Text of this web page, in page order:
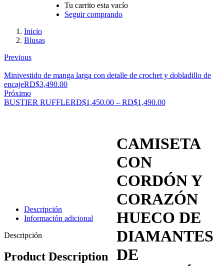
Tu carrito esta vacío
Seguir comprando
Inicio
Blusas
Previous
Minivestido de manga larga con detalle de crochet y dobladillo de
encajeRD$3,490.00
Próximo
BUSTIER RUFFLERD$1,450.00 – RD$1,490.00
CAMISETA
CON
CORDÓN Y
CORAZÓN
HUECO DE
DIAMANTES
DE
Descripción
Información adicional
Descripción
Product Description